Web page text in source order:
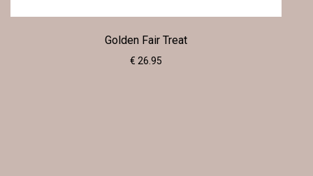
Golden Fair Treat
€ 26.95